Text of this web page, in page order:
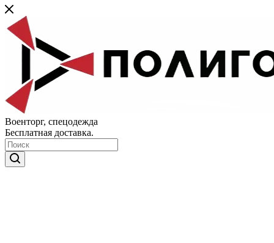
Военторг, спецодежда
Бесплатная доставка.